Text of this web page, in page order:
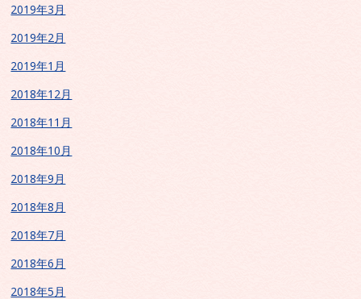
2019年3月
2019年2月
2019年1月
2018年12月
2018年11月
2018年10月
2018年9月
2018年8月
2018年7月
2018年6月
2018年5月